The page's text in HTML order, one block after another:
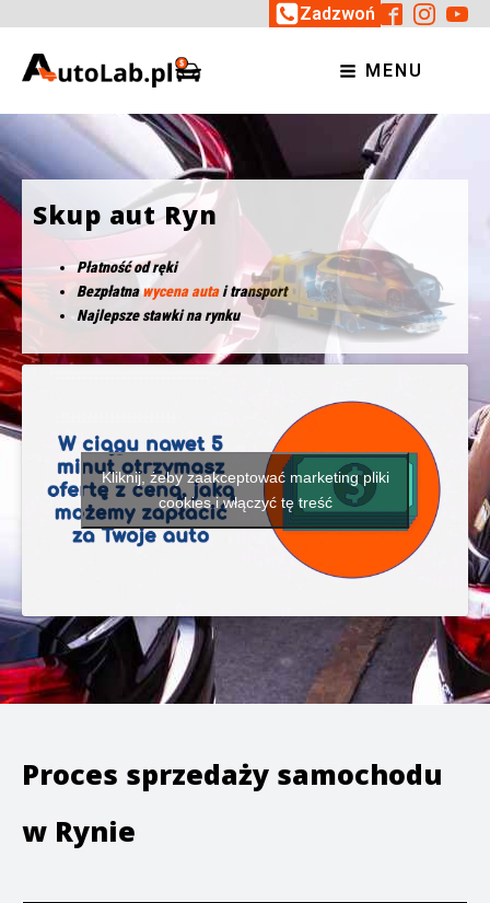
Zadzwoń
MENU
Skup aut Ryn
Płatność od ręki
Bezpłatnawycena autai transport
Najlepsze stawki na rynku
Kliknij, żeby zaakceptować marketing pliki
cookies i włączyć tę treść
Proces sprzedaży samochodu
w Rynie